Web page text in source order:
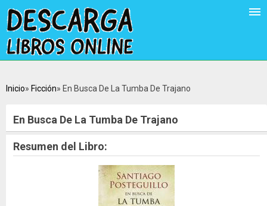
Inicio Ficción En Busca De La Tumba De Trajano
En Busca De La Tumba De Trajano
Resumen del Libro: